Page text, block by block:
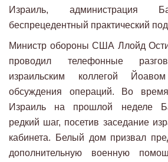
Израиль, администрация
беспрецедентный практический
Министр обороны США Ллойд
проводил телефонные
израильским коллегой
обсуждения операций. Во
Израиль на прошлой неделе
редкий шаг, посетив заседание
кабинета. Белый дом призвал
дополнительную военную